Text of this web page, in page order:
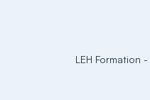
LEH Formation -